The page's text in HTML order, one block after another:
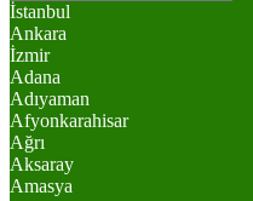
İstanbul
Ankara
İzmir
Adana
Adıyaman
Afyonkarahisar
Ağrı
Aksaray
Amasya